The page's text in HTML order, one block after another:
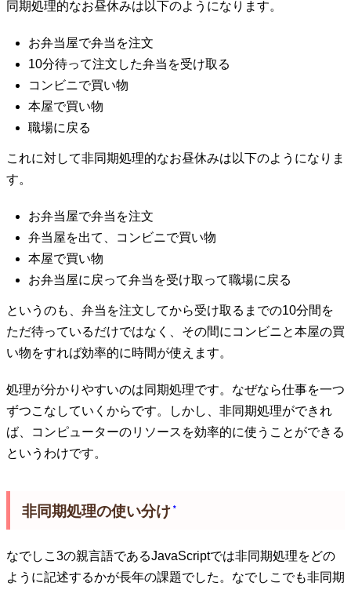
同期処理的なお昼休みは以下のようになります。
お弁当屋で弁当を注文
10分待って注文した弁当を受け取る
コンビニで買い物
本屋で買い物
職場に戻る
これに対して非同期処理的なお昼休みは以下のようになりま
す。
お弁当屋で弁当を注文
弁当屋を出て、コンビニで買い物
本屋で買い物
お弁当屋に戻って弁当を受け取って職場に戻る
というのも、弁当を注文してから受け取るまでの10分間を
ただ待っているだけではなく、その間にコンビニと本屋の買
い物をすれば効率的に時間が使えます。
処理が分かりやすいのは同期処理です。なぜなら仕事を一つ
ずつこなしていくからです。しかし、非同期処理ができれ
ば、コンピューターのリソースを効率的に使うことができる
というわけです。
非同期処理の使い分け *
なでしこ3の親言語であるJavaScriptでは非同期処理をどの
ように記述するかが長年の課題でした。なでしこでも非同期